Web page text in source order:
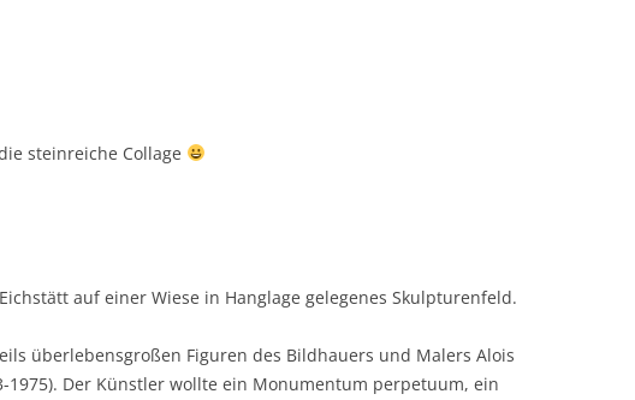
steinreiche Collage
auf einer Wiese in Hanglage gelegenes Skulpturenfeld.
überlebensgroßen Figuren des Bildhauers und Malers Alois
Der Künstler wollte ein Monumentum perpetuum, ein